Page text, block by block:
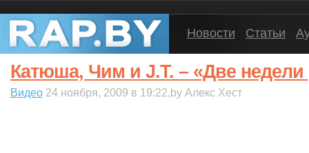
Новости Статьи
Катюша, Чим и J.T. – «Две недели
Видео 24 ноября, 2009 в 19:22,by Алекс Хест